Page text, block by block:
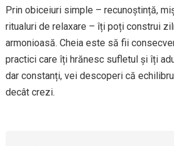
Prin obiceiuri simple – recunoștință,
ritualuri de relaxare – îți poți construi
armonioasă. Cheia este să fii
practici care îți hrănesc sufletul și îți
dar constanți, vei descoperi că
decât crezi.